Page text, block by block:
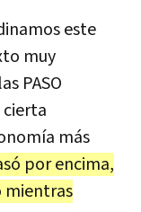
este
muy
PASO
cierta
más
por encima,
mientras